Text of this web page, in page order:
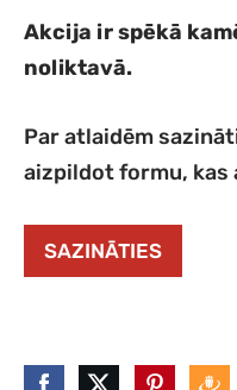
Akcija ir spēkā
noliktavā.
Par atlaidēm
aizpildot formu, kas
SAZINĀTIES